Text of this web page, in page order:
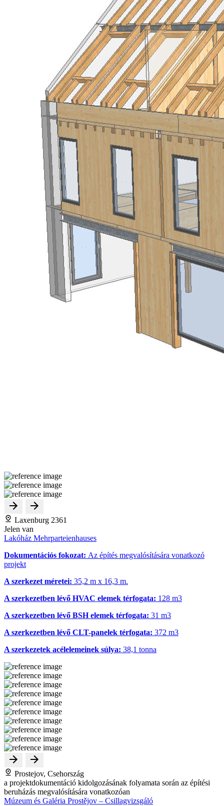
Laxenburg 2361
Jelen van
Lakóház Mehrparteienhauses
Dokumentációs fokozat: Az építés megvalósítására vonatkozó
projekt
A szerkezet méretei: 35,2 m x 16,3 m.
A szerkezetben lévő HVAC elemek térfogata: 128 m3
A szerkezetben lévő BSH elemek térfogata: 31 m3
A szerkezetben lévő CLT-panelek térfogata: 372 m3
A szerkezetek acélelemeinek súlya: 38,1 tonna
Prostejov, Csehország
a projektdokumentáció kidolgozásának folyamata során az építési
beruházás megvalósítására vonatkozóan
Múzeum és Galéria Prostějov – Csillagvizsgáló